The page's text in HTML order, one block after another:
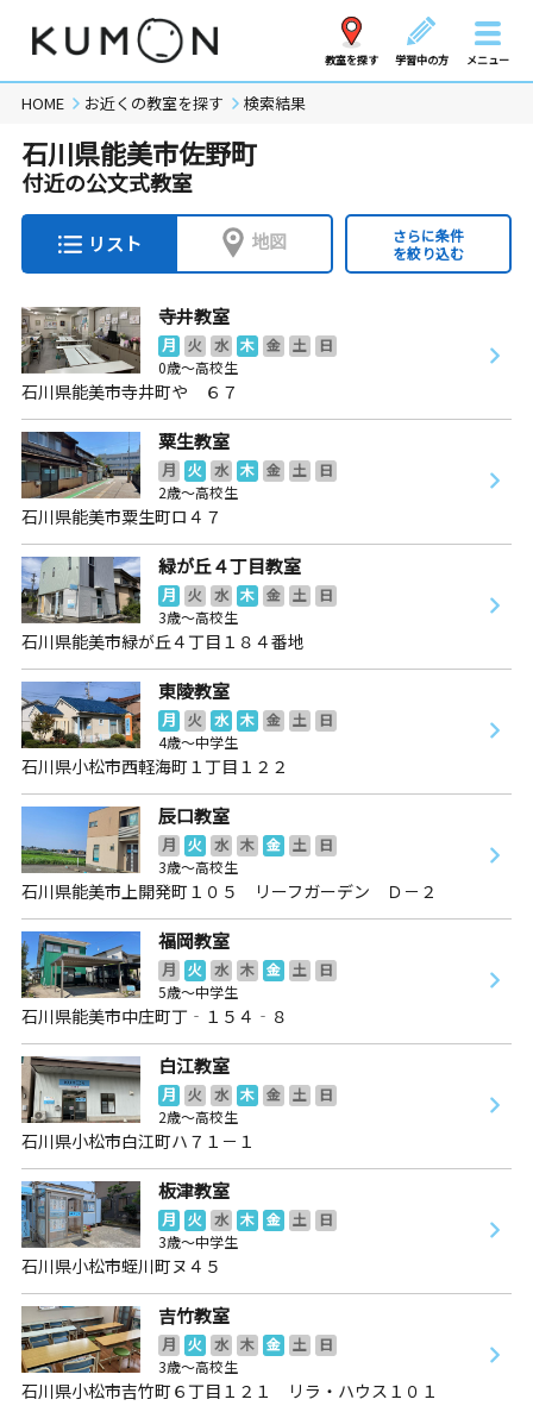
教室を探す 学習中の方 メニュー
HOME お近くの教室を探す 検索結果
石川県能美市佐野町
付近の公文式教室
リスト 地図
さらに条件
を絞り込む
寺井教室
月 火 水 木 金 土
日
0歳～高校生
石川県能美市寺井町や ６７
粟生教室
月 火 水 木 金 土
日
2歳～高校生
石川県能美市粟生町ロ４７
緑が丘４丁目教室
月 火 水 木 金 土
日
3歳～高校生
石川県能美市緑が丘４丁目１８４番地
東陵教室
月 火 水 木 金 土
日
4歳～中学生
石川県小松市西軽海町１丁目１２２
辰口教室
月 火 水 木 金 土
日
3歳～高校生
石川県能美市上開発町１０５ リーフガーデン Ｄ－２
福岡教室
月 火 水 木 金 土
日
5歳～中学生
石川県能美市中庄町丁‐１５４‐８
白江教室
月 火 水 木 金 土
日
2歳～高校生
石川県小松市白江町ハ７１－１
板津教室
月 火 水 木 金 土
日
3歳～中学生
石川県小松市蛭川町ヌ４５
吉竹教室
月 火 水 木 金 土
日
3歳～高校生
石川県小松市吉竹町６丁目１２１ リラ・ハウス１０１